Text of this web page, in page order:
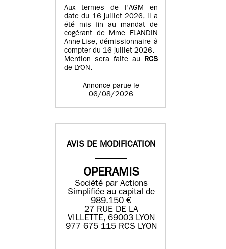
Aux termes de l’AGM en
date du 16 juillet 2026, il a
été mis fin au mandat de
cogérant de Mme FLANDIN
Anne-Lise, démissionnaire à
compter du 16 juillet 2026.
Mention sera faite au RCS
de LYON.
Annonce parue le
06/08/2026
AVIS DE MODIFICATION
OPERAMIS
Société par Actions
Simplifiée au capital de
989.150 €
27 RUE DE LA
VILLETTE, 69003 LYON
977 675 115 RCS LYON